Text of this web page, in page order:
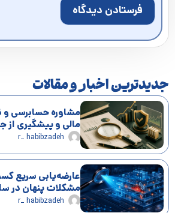
جدیدترین اخبار و مقالات
مشاوره حسابرسی
مالی و پیشگیری از
r_ habibzadeh
عارضه‌یابی سریع
مشکلات پنهان در
r_ habibzadeh